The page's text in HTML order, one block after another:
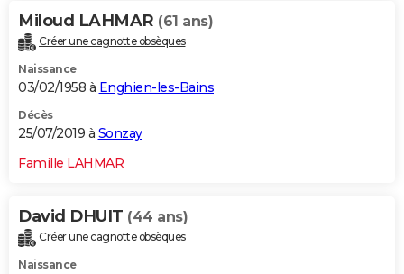
Miloud LAHMAR (61 ans)
Créer une cagnotte obsèques
Naissance
03/02/1958 à Enghien-les-Bains
Décès
25/07/2019 à Sonzay
Famille LAHMAR
David DHUIT (44 ans)
Créer une cagnotte obsèques
Naissance